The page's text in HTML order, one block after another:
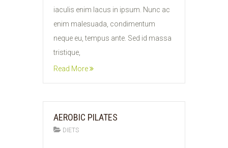
iaculis enim lacus in ipsum. Nunc ac
enim malesuada, condimentum
neque eu, tempus ante. Sed id massa
tristique,
Read More
AEROBIC PILATES
DIETS